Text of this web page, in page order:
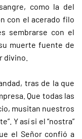
como la del
con el acerado filo
sembrarse con el
muerte fuente de
divino.
tras de la que
Que todas las
musitan nuestros
Y así si el “nostra”
el Señor confió a